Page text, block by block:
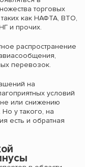
торговых
как НАФТА, ВТО,
и прочих.
распространение
перевозок.
на
условий
или снижению
у такого, на
есть и обратная